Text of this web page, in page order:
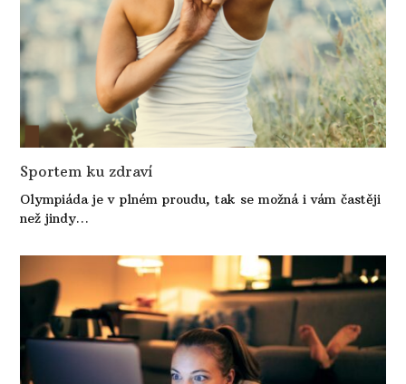
Sportem ku zdraví
Olympiáda je v plném proudu, tak se možná i vám častěji
než jindy…